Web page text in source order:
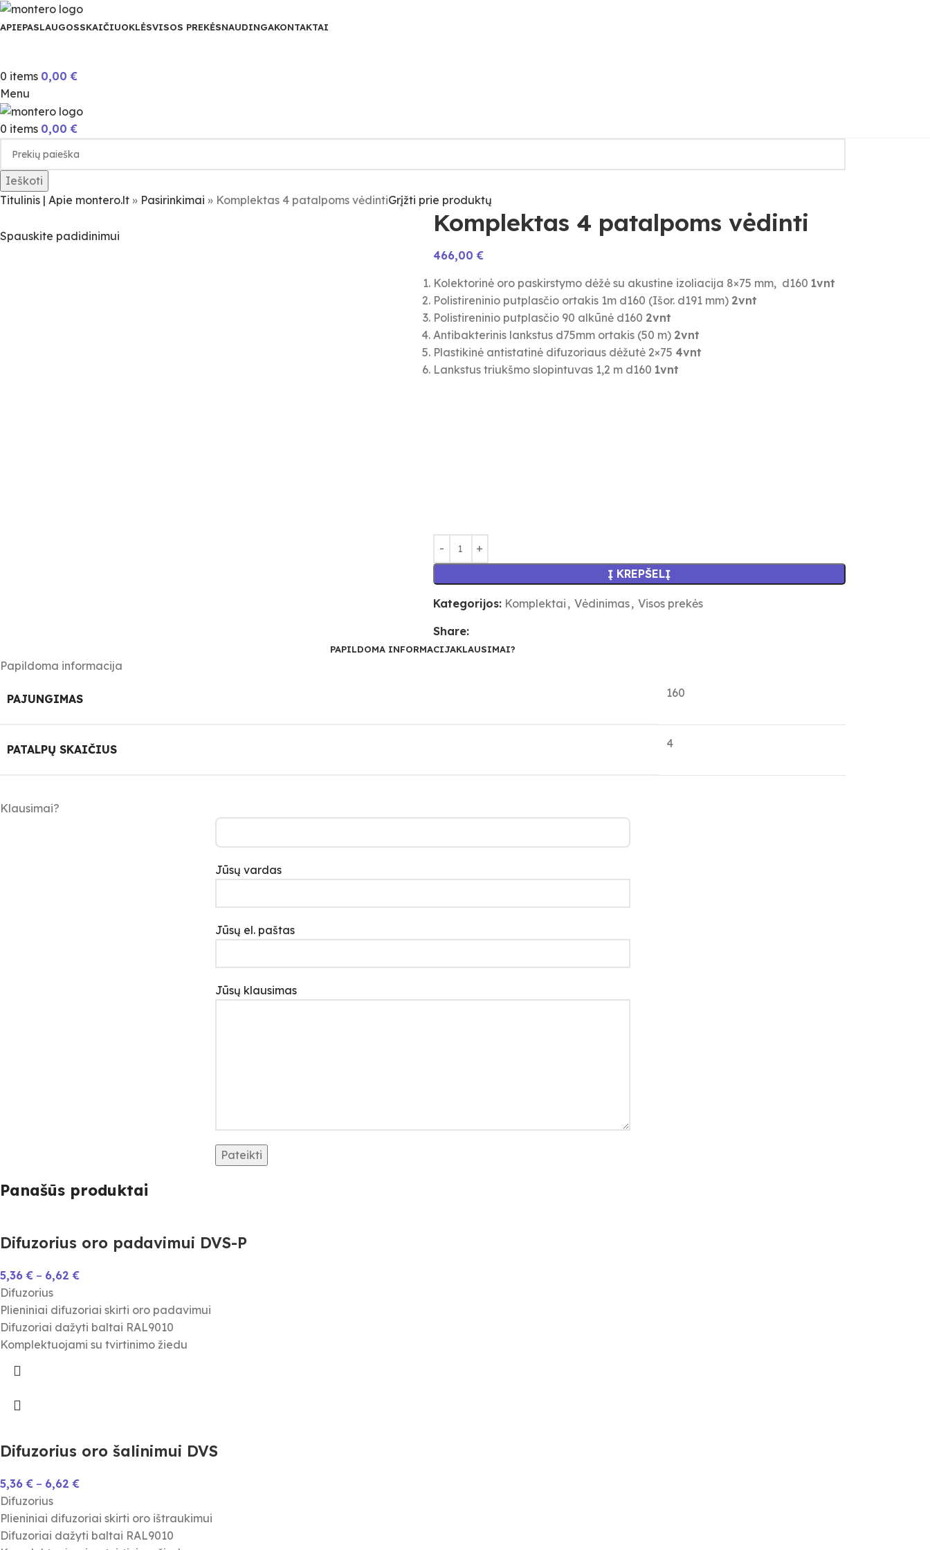
APIEPASLAUGOSSKAIČIUOKLĖSVISOS PREKĖSNAUDINGAKONTAKTAI
0 items 0,00€
Menu
0 items 0,00€
Ieškoti
Titulinis | Apie montero.lt » Pasirinkimai » Komplektas 4 patalpoms vėdintiGrįžti prie produktų
Spauskite padidinimui Komplektas 4 patalpoms vėdinti
466,00€
Kolektorinė oro paskirstymo dėžė su akustine izoliacija 8×75 mm, d160 1vnt
Polistireninio putplasčio ortakis 1m d160 (Išor. d191 mm) 2vnt
Polistireninio putplasčio 90 alkūnė d160 2vnt
Antibakterinis lankstus d75mm ortakis (50 m) 2vnt
Plastikinė antistatinė difuzoriaus dėžutė 2×75 4vnt
Lankstus triukšmo slopintuvas 1,2 m d160 1vnt
Į KREPŠELĮ
Kategorijos: Komplektai , Vėdinimas, Visos prekės
Share:
PAPILDOMA INFORMACIJAKLAUSIMAI?
Papildoma informacija
PAJUNGIMAS 160
PATALPŲ SKAIČIUS 4
Klausimai?
Jūsų vardas
Jūsų el. paštas
Jūsų klausimas
Panašūs produktai
Difuzorius oro padavimui DVS-P
5,36€ – 6,62€
Difuzorius
Plieniniai difuzoriai skirti oro padavimui
Difuzoriai dažyti baltai RAL9010
Komplektuojami su tvirtinimo žiedu
Difuzorius oro šalinimui DVS
5,36€ – 6,62€
Difuzorius
Plieniniai difuzoriai skirti oro ištraukimui
Difuzoriai dažyti baltai RAL9010